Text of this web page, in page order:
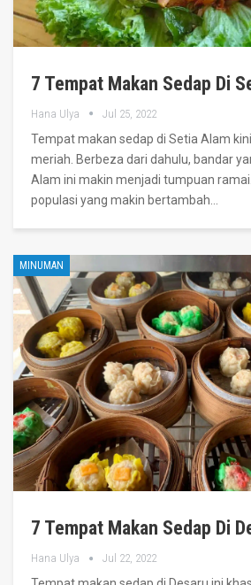
7 Tempat Makan Sedap Di
Hana Ulya Jul 25, 2022
Tempat makan sedap di Setia Alam
meriah. Berbeza dari dahulu, bandar
Alam ini makin menjadi tumpuan ramai.
populasi yang makin bertambah
MINUMAN
7 Tempat Makan Sedap Di
Hana Ulya Jul 22, 2022